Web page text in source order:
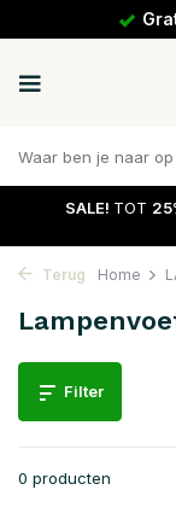
SALE! TOT
Terug Home
Filter
0 producten